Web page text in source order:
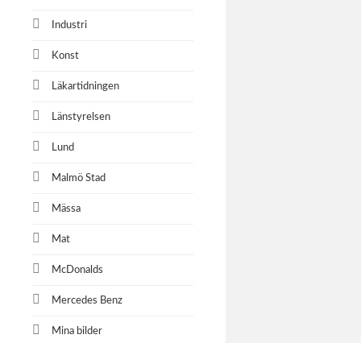
Industri
Konst
Läkartidningen
Länstyrelsen
Lund
Malmö Stad
Mässa
Mat
McDonalds
Mercedes Benz
Mina bilder